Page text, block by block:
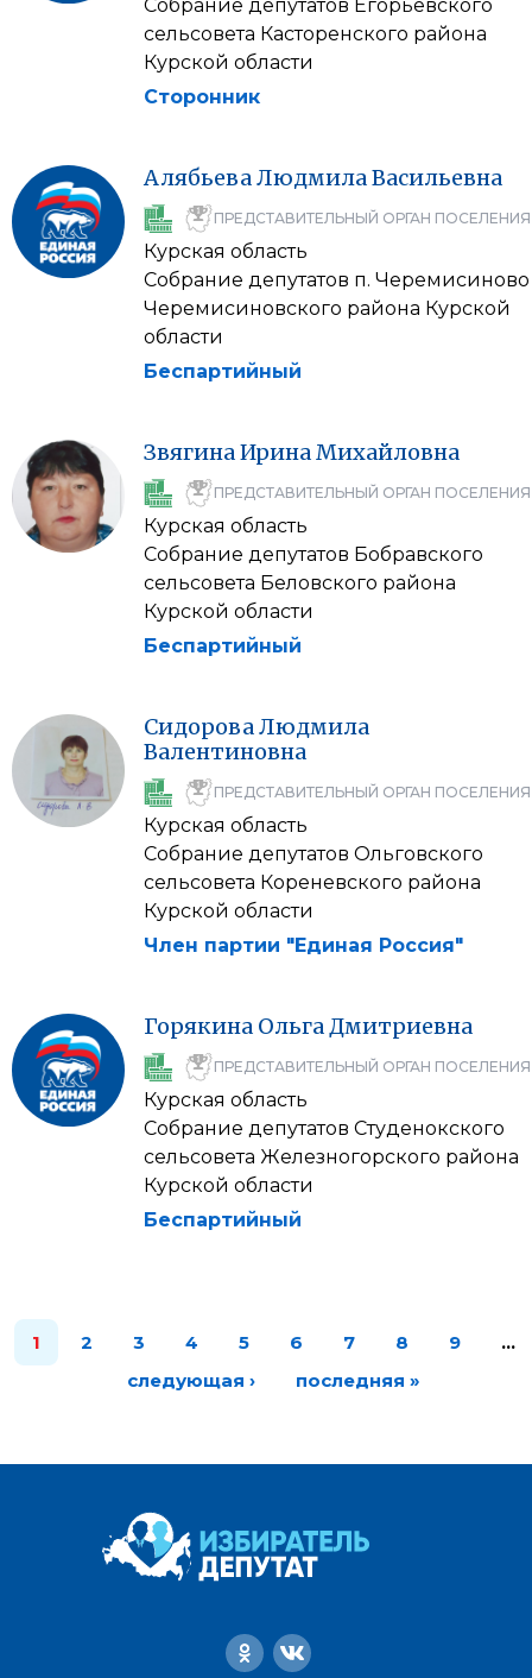
Собрание депутатов Егорьевского
сельсовета Касторенского района
Курской области
Сторонник
АлябьеваЛюдмилаВасильевна
ПРЕДСТАВИТЕЛЬНЫЙ ОРГАН ПОСЕЛЕНИЯ
Курская область
Собрание депутатов п. Черемисиново
Черемисиновского района Курской
области
Беспартийный
ЗвягинаИринаМихайловна
ПРЕДСТАВИТЕЛЬНЫЙ ОРГАН ПОСЕЛЕНИЯ
Курская область
Собрание депутатов Бобравского
сельсовета Беловского района
Курской области
Беспартийный
СидороваЛюдмила
Валентиновна
ПРЕДСТАВИТЕЛЬНЫЙ ОРГАН ПОСЕЛЕНИЯ
Курская область
Собрание депутатов Ольговского
сельсовета Кореневского района
Курской области
Член партии "Единая Россия"
Горякина ОльгаДмитриевна
ПРЕДСТАВИТЕЛЬНЫЙ ОРГАН ПОСЕЛЕНИЯ
Курская область
Собрание депутатов Студенокского
сельсовета Железногорского района
Курской области
Беспартийный
1 2 3 4 5 6 7 8 9
…
следующая ›
последняя »